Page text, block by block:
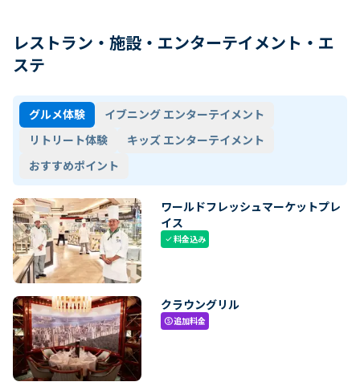
レストラン・施設・エンターテイメント・エ
ステ
グルメ体験
イブニング エンターテイメント
リトリート体験
キッズ エンターテイメント
おすすめポイント
ワールドフレッシュマーケットプレ
イス
check料金込み
クラウングリル
paid追加料金